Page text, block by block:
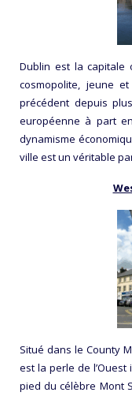
Dublin est la capitale
cosmopolite, jeune
précédent depuis
européenne à part
dynamisme
ville est un véritable
Situé dans le County
est la perle de
pied du célèbre Mont